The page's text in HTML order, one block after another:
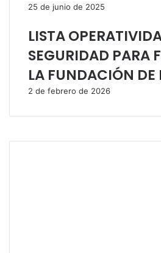
25 de junio de 2025
LISTA
SEGURIDAD PARA
LA FUNDACIÓN DE
2 de febrero de 2026